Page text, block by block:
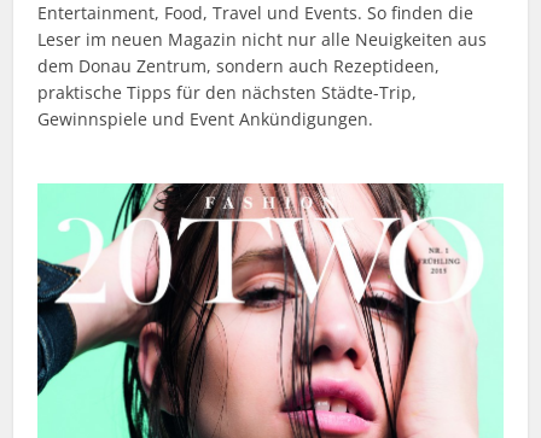
Entertainment, Food, Travel und Events. So finden die
Leser im neuen Magazin nicht nur alle Neuigkeiten aus
dem Donau Zentrum, sondern auch Rezeptideen,
praktische Tipps für den nächsten Städte-Trip,
Gewinnspiele und Event Ankündigungen.